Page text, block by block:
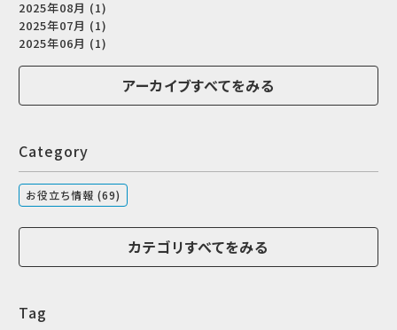
2025年08月 (1)
2025年07月 (1)
2025年06月 (1)
アーカイブすべてをみる
Category
お役立ち情報 (69)
カテゴリすべてをみる
Tag